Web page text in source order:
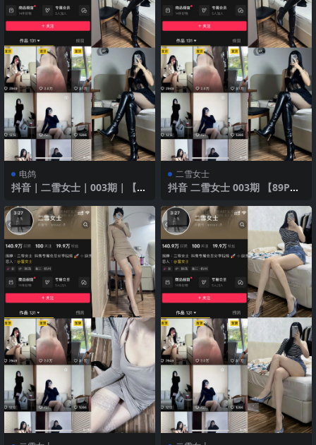
电鸽
抖音｜二雪女士｜003期｜【89
二雪女士
抖音 二雪女士 003期 【89P】